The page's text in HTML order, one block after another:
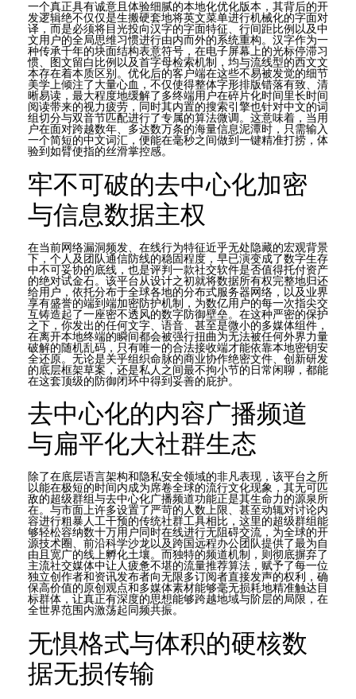
一个真正具有诚意且体验细腻的本地化优化版本，其背后的开
发逻辑绝不仅仅是生搬硬套地将英文菜单进行机械化的字面对
译，而是必须将目光投向汉字的字面特征、行间距比例以及中
文用户的全局思维习惯进行由内而外的系统重构。汉字作为一
种传承千年的块面结构表意符号，在电子屏幕上的光标停滞习
惯、图文留白比例以及首字母检索机制，均与流线型的西文文
本存在着本质区别。优化后的客户端在这些不易被发觉的细节
美学上倾注了大量心血，不仅使得整体字形排版错落有致、清
晰易读，最大程度地缓解了多终端用户在碎片化时间里长时间
阅读带来的视力疲劳，同时其内置的搜索引擎也针对中文的词
组切分与双音节匹配进行了专属的算法微调。这意味着，当用
户在面对跨越数年、多达数万条的海量信息泥潭时，只需输入
一个简短的中文词汇，便能在毫秒之间做到一键精准打捞，体
验到如臂使指的丝滑掌控感。
牢不可破的去中心化加密
与信息数据主权
在当前网络漏洞频发、在线行为特征近乎无处隐藏的宏观背景
下，个人及团队通信防线的稳固程度，早已演变成了数字生存
中不可妥协的底线，也是评判一款社交软件是否值得托付资产
的绝对试金石。该平台从设计之初就将数据所有权完整地归还
给用户，依托分布于全球各地的分布式服务器网络，以及业界
享有盛誉的端到端加密防护机制，为数亿用户的每一次指尖交
互铸造起了一座密不透风的数字防御壁垒。在这种严密的保护
之下，你发出的任何文字、语音、甚至是微小的多媒体组件，
在离开本地终端的瞬间都会被强行扭曲为无法被任何外界力量
破解的随机乱码，只有唯一的合法接收端才能依靠本地密钥安
全还原。无论是关乎组织命脉的商业协作绝密文件、创新研发
的底层框架草案，还是私人之间最不拘小节的日常闲聊，都能
在这套顶级的防御闭环中得到妥善的庇护。
去中心化的内容广播频道
与扁平化大社群生态
除了在底层语言架构和隐私安全领域的非凡表现，该平台之所
以能在极短的时间内成为席卷全球的流行文化现象，其无可匹
敌的超级群组与去中心化广播频道功能正是其生命力的源泉所
在。与市面上许多设置了严苛的人数上限、甚至动辄对讨论内
容进行粗暴人工干预的传统社群工具相比，这里的超级群组能
够轻松容纳数十万用户同时在线进行无阻碍交流，为全球的开
源技术圈、前沿科学沙龙以及跨国远程办公团队提供了最为自
由且宽广的线上孵化土壤。而独特的频道机制，则彻底摒弃了
主流社交媒体中让人疲惫不堪的流量推荐算法，赋予了每一位
独立创作者和资讯发布者向无限多订阅者直接发声的权利，确
保高价值的原创观点和多媒体素材能够毫无损耗地精准触达目
标群体，让真正有深度的思想能够跨越地域与阶层的局限，在
全世界范围内激荡起同频共振。
无惧格式与体积的硬核数
据无损传输